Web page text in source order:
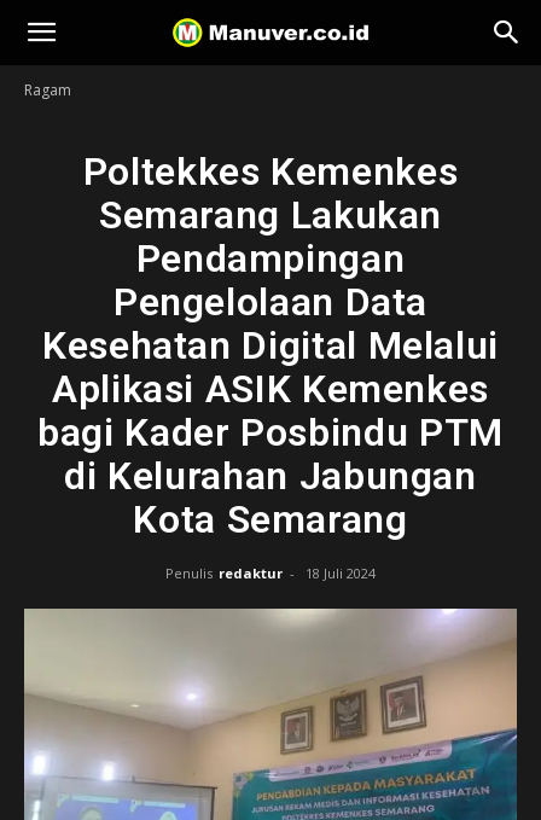
Manuver
Ragam
Poltekkes Kemenkes
Semarang Lakukan
Pendampingan
Pengelolaan Data
Kesehatan Digital Melalui
Aplikasi ASIK Kemenkes
bagi Kader Posbindu PTM
di Kelurahan Jabungan
Kota Semarang
Penulis redaktur - 18 Juli 2024